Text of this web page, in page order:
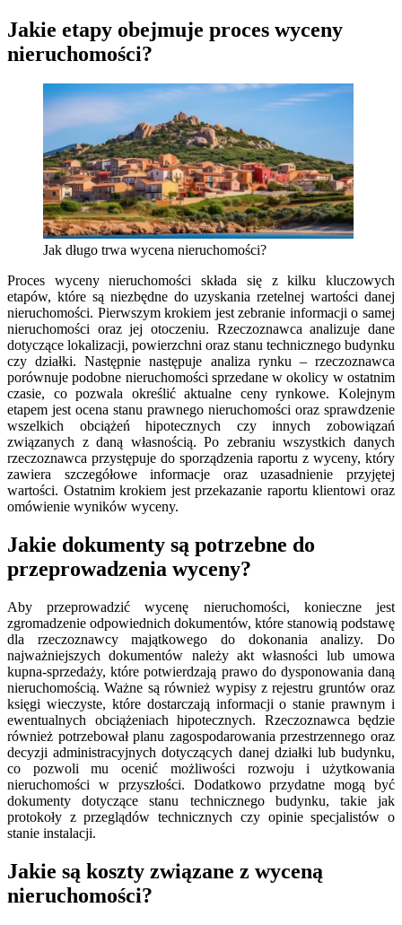
Jakie etapy obejmuje proces wyceny
nieruchomości?
Jak długo trwa wycena nieruchomości?
Proces wyceny nieruchomości składa się z kilku kluczowych
etapów, które są niezbędne do uzyskania rzetelnej wartości danej
nieruchomości. Pierwszym krokiem jest zebranie informacji o samej
nieruchomości oraz jej otoczeniu. Rzeczoznawca analizuje dane
dotyczące lokalizacji, powierzchni oraz stanu technicznego budynku
czy działki. Następnie następuje analiza rynku – rzeczoznawca
porównuje podobne nieruchomości sprzedane w okolicy w ostatnim
czasie, co pozwala określić aktualne ceny rynkowe. Kolejnym
etapem jest ocena stanu prawnego nieruchomości oraz sprawdzenie
wszelkich obciążeń hipotecznych czy innych zobowiązań
związanych z daną własnością. Po zebraniu wszystkich danych
rzeczoznawca przystępuje do sporządzenia raportu z wyceny, który
zawiera szczegółowe informacje oraz uzasadnienie przyjętej
wartości. Ostatnim krokiem jest przekazanie raportu klientowi oraz
omówienie wyników wyceny.
Jakie dokumenty są potrzebne do
przeprowadzenia wyceny?
Aby przeprowadzić wycenę nieruchomości, konieczne jest
zgromadzenie odpowiednich dokumentów, które stanowią podstawę
dla rzeczoznawcy majątkowego do dokonania analizy. Do
najważniejszych dokumentów należy akt własności lub umowa
kupna-sprzedaży, które potwierdzają prawo do dysponowania daną
nieruchomością. Ważne są również wypisy z rejestru gruntów oraz
księgi wieczyste, które dostarczają informacji o stanie prawnym i
ewentualnych obciążeniach hipotecznych. Rzeczoznawca będzie
również potrzebował planu zagospodarowania przestrzennego oraz
decyzji administracyjnych dotyczących danej działki lub budynku,
co pozwoli mu ocenić możliwości rozwoju i użytkowania
nieruchomości w przyszłości. Dodatkowo przydatne mogą być
dokumenty dotyczące stanu technicznego budynku, takie jak
protokoły z przeglądów technicznych czy opinie specjalistów o
stanie instalacji.
Jakie są koszty związane z wyceną
nieruchomości?